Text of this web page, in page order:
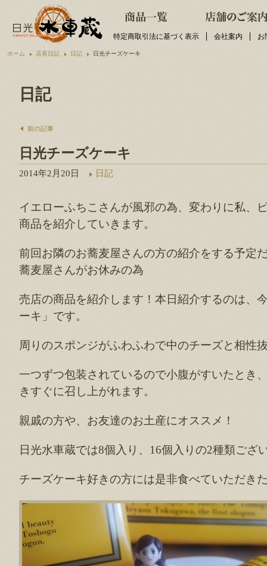
特定商取引法に基づく表示 会社案内 お
ホーム 店長日記 日記 日光チーズケーキ
日記
前の記事
日光チーズケーキ
2014年2月20日 日記
イエローふちこさんが風邪の為、変わりに私、
商品を紹介していきます。
前回お隣のお蕎麦屋さんの方の紹介をする予定
蕎麦屋さんがお休みの為
売店の商品を紹介します！本日紹介するのは、
ーキ」です。
周りのスポンジがふわふわで中のチーズと相性
一つずつ包装されているので小腹がすいたとき
きすぐに召し上がれます。
親戚の方や、お友達のお土産にオススメ！
日光水車蔵では8個入り、16個入りの2種類ござ
チーズケーキ好きの方には是非食べていただき